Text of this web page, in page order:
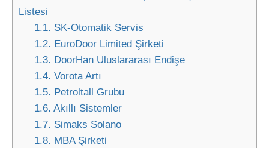
Listesi
1.1. SK-Otomatik Servis
1.2. EuroDoor Limited Şirketi
1.3. DoorHan Uluslararası Endişe
1.4. Vorota Artı
1.5. Petroltall Grubu
1.6. Akıllı Sistemler
1.7. Simaks Solano
1.8. MBA Şirketi